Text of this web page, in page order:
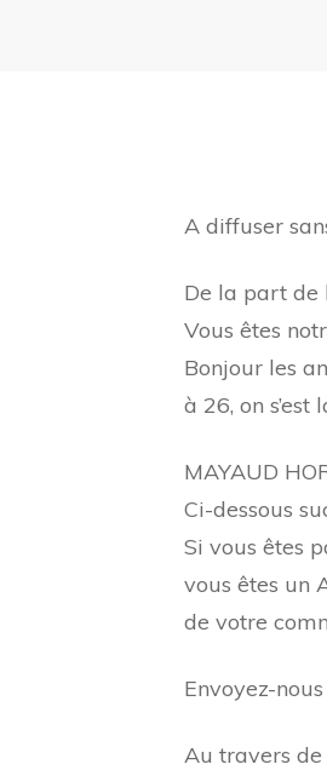
A diffuser
De la part de
​​​​Vous êtes
Bonjour les
à 26, on
MAYAUD
Ci-dessous
Si vous êtes
vous êtes un
de votre
Envoyez-
Au travers